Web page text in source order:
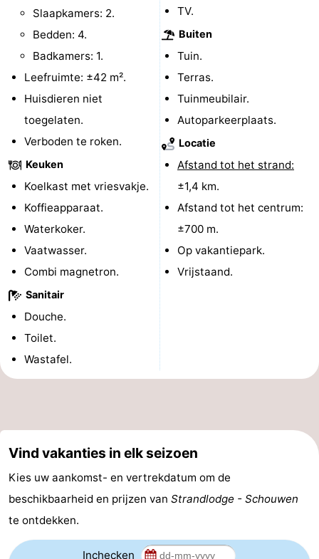
Haamstede
Bezienswaardigheden
Musea
-
Kerken
-
Uitkijkpunten
Attracties
Rondvaarten
-
Speeltuinen
Binnenspeeltuinen
-
centra
Dorpen
&
Steden
Natuur
Rondleidingen
Sporten
Slaapkamers: 2.
Bedden: 4.
Badkamers: 1.
Leefruimte: ±42 m².
Huisdieren niet
toegelaten.
Verboden te roken.
Keuken
Koelkast met vriesvakje.
Koffieapparaat.
Waterkoker.
Vaatwasser.
Combi magnetron.
Sanitair
Douche.
Toilet.
Wastafel.
TV.
Buiten
Tuin.
Terras.
Tuinmeubilair.
Autoparkeerplaats.
Locatie
Afstand tot het strand:
±1,4 km.
Afstand tot het centrum:
±700 m.
Op vakantiepark.
Vrijstaand.
Vind vakanties in elk seizoen
Kies uw aankomst- en vertrekdatum om de
beschikbaarheid en prijzen van Strandlodge - Schouwen
te ontdekken.
Inchecken